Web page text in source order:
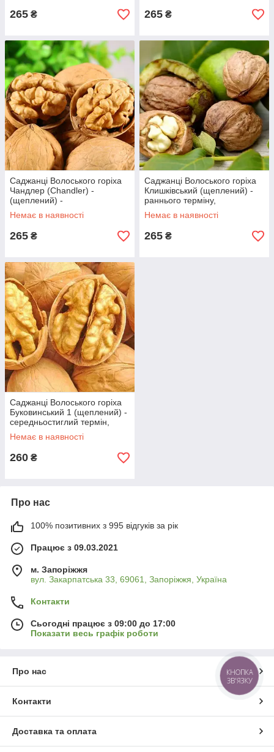
265 ₴ 265 ₴
Саджанці Волоського горіха
Чандлер (Chandler) -
(щеплений) -
середньостиглий,
згрупований, промисловий
Немає в наявності
265 ₴
Саджанці Волоського горіха
Клишківський (щеплений) -
раннього терміну,
урожайний, промисловий
Немає в наявності
265 ₴
Саджанці Волоського горіха
Буковинський 1 (щеплений) -
середньостиглий термін,
урожайний, промисловий
Немає в наявності
260 ₴
Про нас
100% позитивних з 995 відгуків за рік
Працює з 09.03.2021
м. Запоріжжя
вул. Закарпатська 33, 69061, Запоріжжя, Україна
Контакти
Сьогодні працює з 09:00 до 17:00
Показати весь графік роботи
Про нас
Контакти
Доставка та оплата
КНОПКА
ЗВ'ЯЗКУ